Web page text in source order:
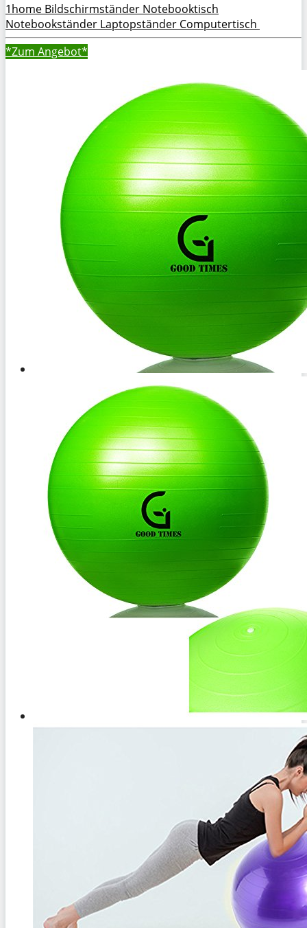
1home Bildschirmständer Notebooktisch
Notebookständer Laptopständer Computertisch
*Zum Angebot*